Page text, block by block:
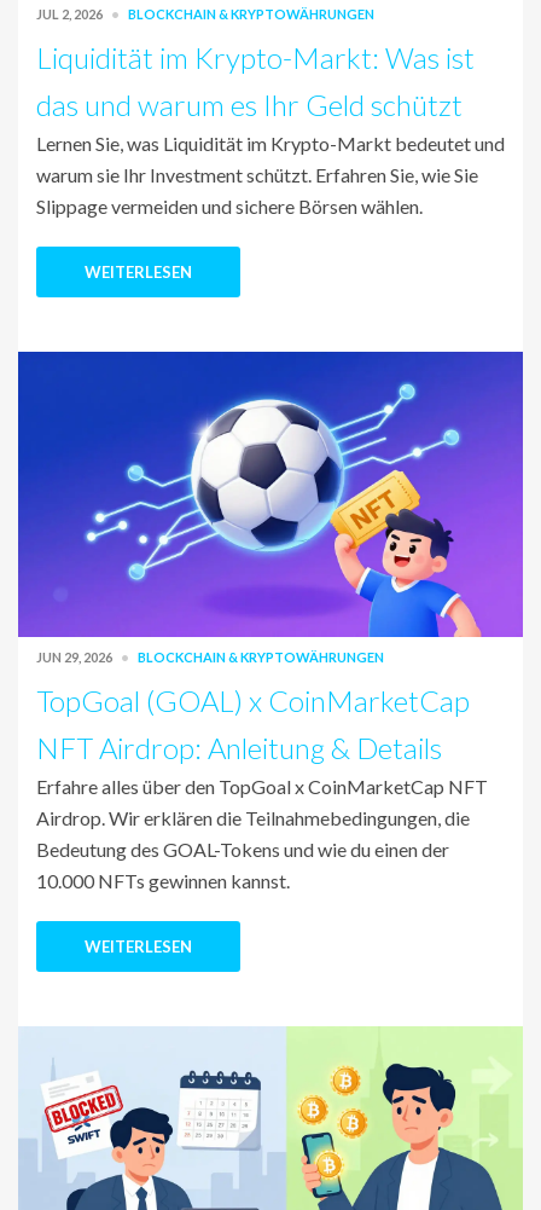
JUL 2, 2026 BLOCKCHAIN & KRYPTOWÄHRUNGEN
Liquidität im Krypto-Markt: Was ist
das und warum es Ihr Geld schützt
Lernen Sie, was Liquidität im Krypto-Markt bedeutet und
warum sie Ihr Investment schützt. Erfahren Sie, wie Sie
Slippage vermeiden und sichere Börsen wählen.
WEITERLESEN
JUN 29, 2026 BLOCKCHAIN & KRYPTOWÄHRUNGEN
TopGoal (GOAL) x CoinMarketCap
NFT Airdrop: Anleitung & Details
Erfahre alles über den TopGoal x CoinMarketCap NFT
Airdrop. Wir erklären die Teilnahmebedingungen, die
Bedeutung des GOAL-Tokens und wie du einen der
10.000 NFTs gewinnen kannst.
WEITERLESEN